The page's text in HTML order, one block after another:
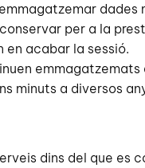
dades
per a la
acabar la sessió.
minuts a diversos
dins del que es